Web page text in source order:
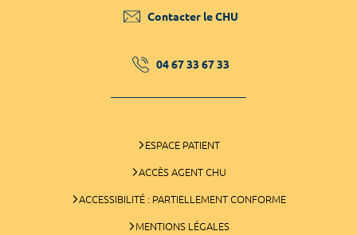
Contacter le CHU
04 67 33 67 33
ESPACE PATIENT
ACCÈS AGENT CHU
ACCESSIBILITÉ : PARTIELLEMENT CONFORME
MENTIONS LÉGALES